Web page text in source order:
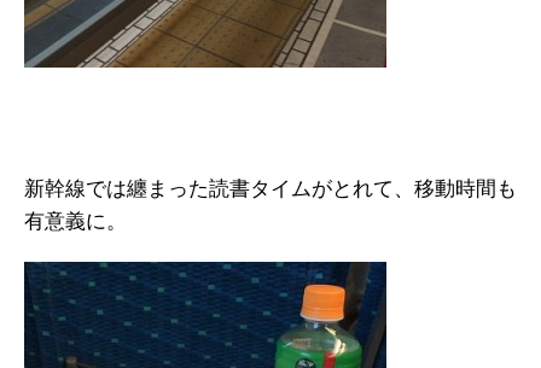
新幹線では纏まった読書タイムがとれて、移動時間も
有意義に。